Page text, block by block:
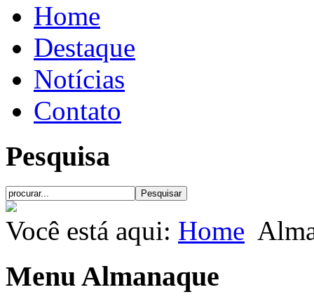
Home
Destaque
Notícias
Contato
Pesquisa
Você está aqui: Home
Menu Almanaque